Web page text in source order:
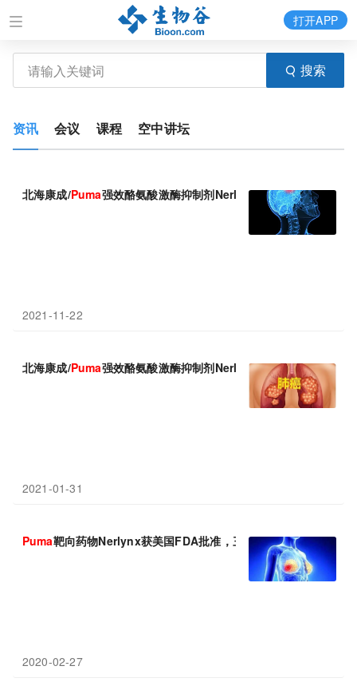
搜索
打开APP
资讯 会议 课程 空中讲坛
北海康成/Puma强效酪氨酸激酶抑制剂Nerlynx(奈拉替尼)2期临床
2021-11-22
北海康成/Puma强效酪氨酸激酶抑制剂Nerlynx(奈拉替尼)展现强
2021-01-31
Puma靶向药物Nerlynx获美国FDA批准，三线治疗HER2阳性转移
2020-02-27